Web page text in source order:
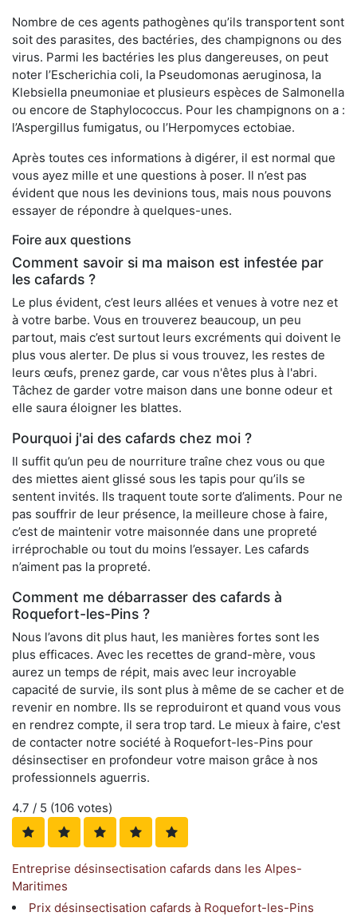
Nombre de ces agents pathogènes qu’ils transportent sont
soit des parasites, des bactéries, des champignons ou des
virus. Parmi les bactéries les plus dangereuses, on peut
noter l’Escherichia coli, la Pseudomonas aeruginosa, la
Klebsiella pneumoniae et plusieurs espèces de Salmonella
ou encore de Staphylococcus. Pour les champignons on a :
l’Aspergillus fumigatus, ou l’Herpomyces ectobiae.
Après toutes ces informations à digérer, il est normal que
vous ayez mille et une questions à poser. Il n’est pas
évident que nous les devinions tous, mais nous pouvons
essayer de répondre à quelques-unes.
Foire aux questions
Comment savoir si ma maison est infestée par
les cafards ?
Le plus évident, c’est leurs allées et venues à votre nez et
à votre barbe. Vous en trouverez beaucoup, un peu
partout, mais c’est surtout leurs excréments qui doivent le
plus vous alerter. De plus si vous trouvez, les restes de
leurs œufs, prenez garde, car vous n'êtes plus à l'abri.
Tâchez de garder votre maison dans une bonne odeur et
elle saura éloigner les blattes.
Pourquoi j'ai des cafards chez moi ?
Il suffit qu’un peu de nourriture traîne chez vous ou que
des miettes aient glissé sous les tapis pour qu’ils se
sentent invités. Ils traquent toute sorte d’aliments. Pour ne
pas souffrir de leur présence, la meilleure chose à faire,
c’est de maintenir votre maisonnée dans une propreté
irréprochable ou tout du moins l’essayer. Les cafards
n’aiment pas la propreté.
Comment me débarrasser des cafards à
Roquefort-les-Pins ?
Nous l’avons dit plus haut, les manières fortes sont les
plus efficaces. Avec les recettes de grand-mère, vous
aurez un temps de répit, mais avec leur incroyable
capacité de survie, ils sont plus à même de se cacher et de
revenir en nombre. Ils se reproduiront et quand vous vous
en rendrez compte, il sera trop tard. Le mieux à faire, c'est
de contacter notre société à Roquefort-les-Pins pour
désinsectiser en profondeur votre maison grâce à nos
professionnels aguerris.
4.7 / 5 (106 votes)
Entreprise désinsectisation cafards dans les Alpes-
Maritimes
Prix désinsectisation cafards à Roquefort-les-Pins